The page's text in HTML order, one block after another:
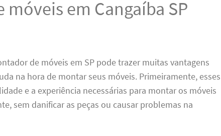
móveis em Cangaíba SP
de móveis em SP pode trazer muitas vantagens
na hora de montar seus móveis. Primeiramente, esses
e a experiência necessárias para montar os móveis
sem danificar as peças ou causar problemas na